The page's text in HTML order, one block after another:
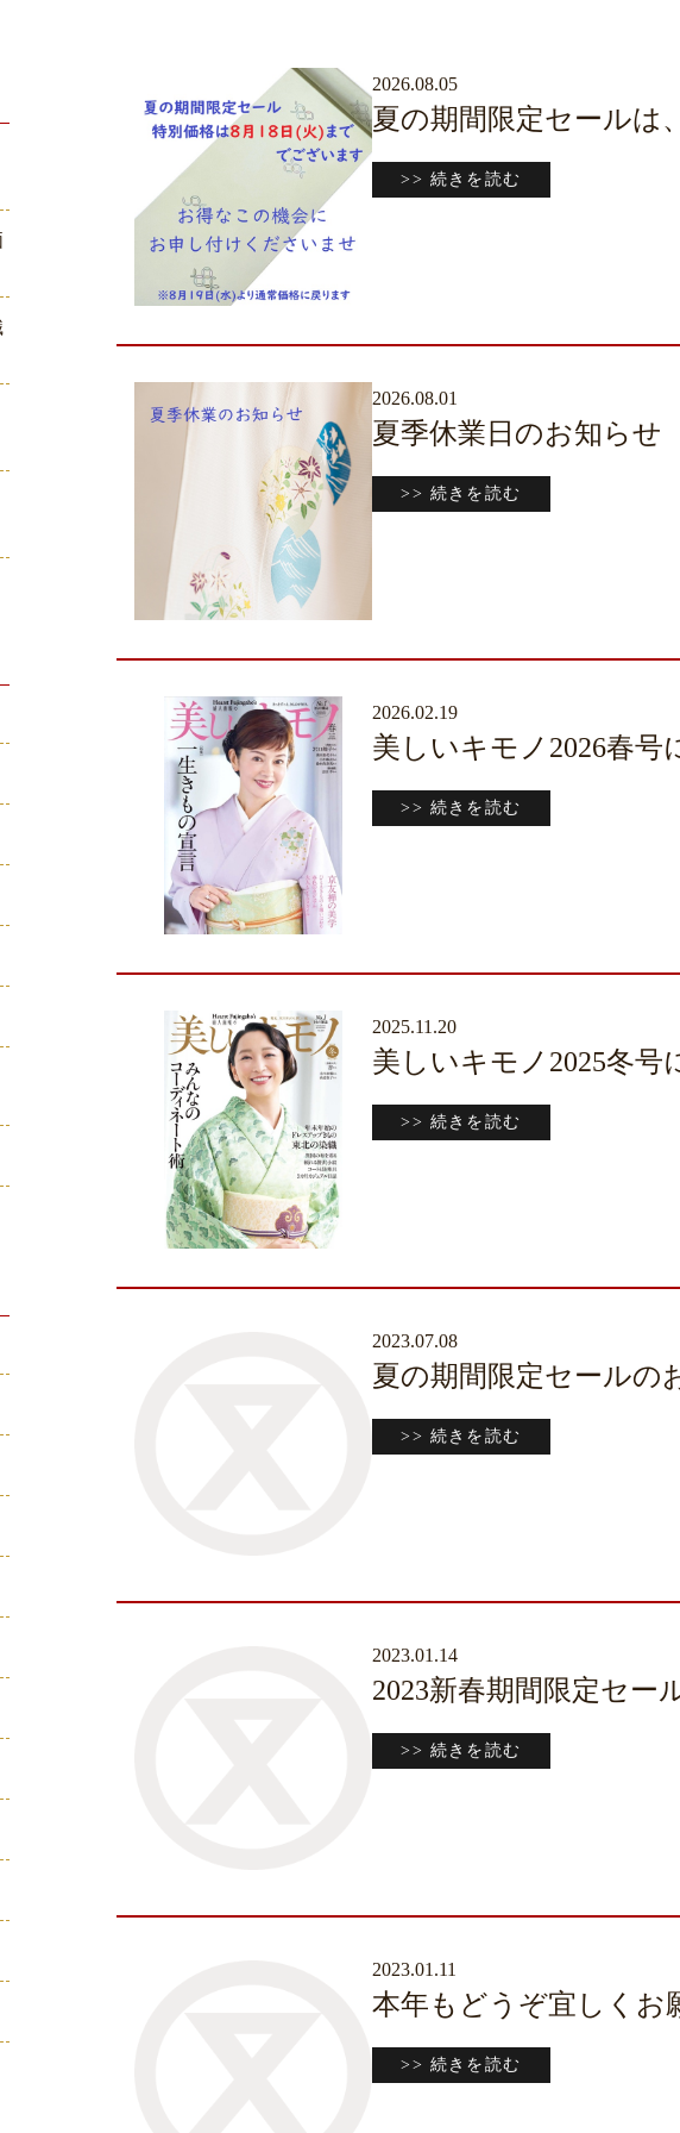
2026.08.05
夏の期間限定セールは
>> 続きを読む
2026.08.01
夏季休業日のお知らせ
>> 続きを読む
2026.02.19
美しいキモノ2026春
>> 続きを読む
2025.11.20
美しいキモノ2025冬
>> 続きを読む
2023.07.08
夏の期間限定セールの
>> 続きを読む
2023.01.14
2023新春期間限定セー
>> 続きを読む
2023.01.11
本年もどうぞ宜しくお
>> 続きを読む